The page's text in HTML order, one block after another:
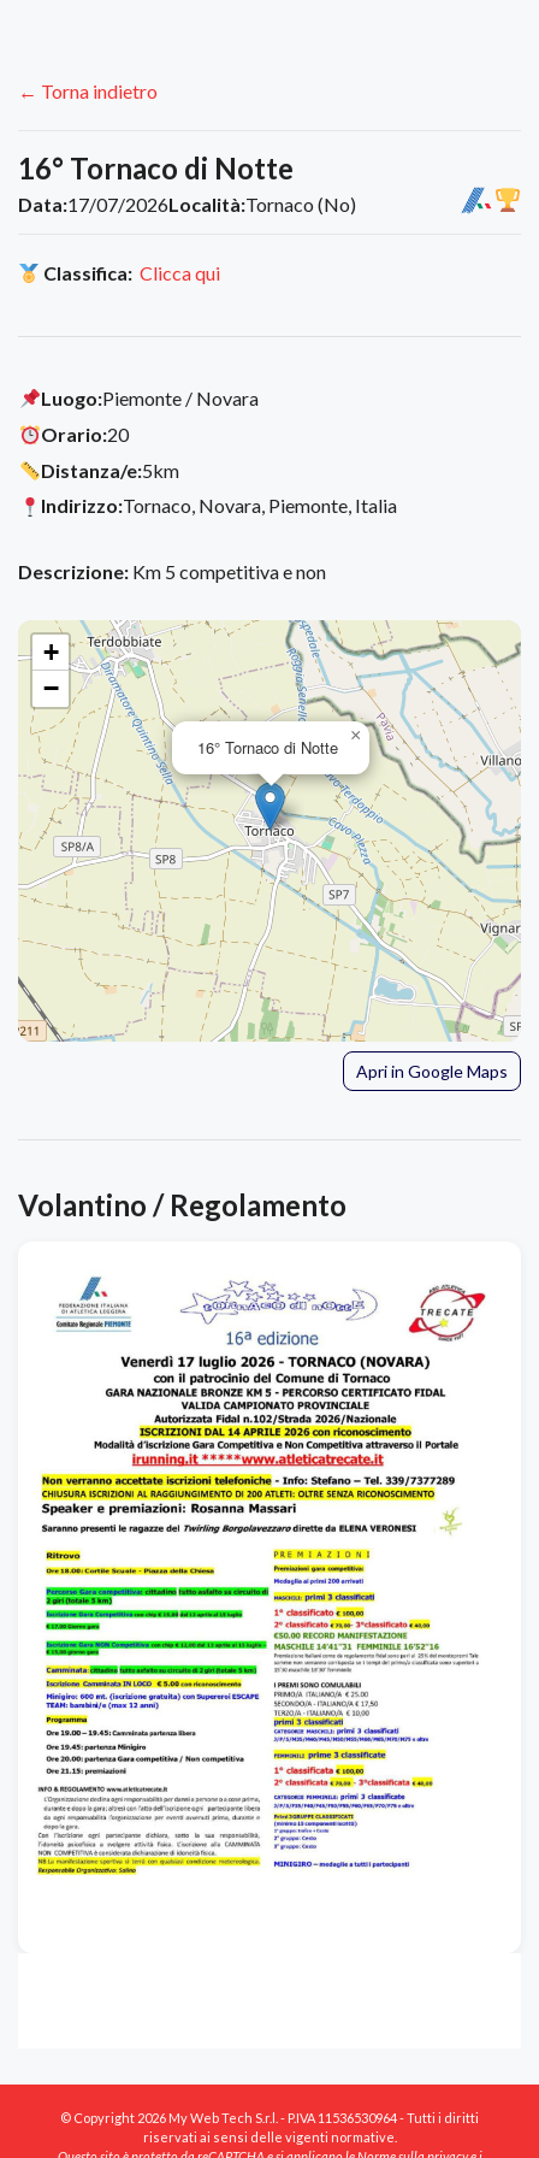
← Torna indietro
16° Tornaco di Notte
Data:17/07/2026Località:Tornaco (No)
Classifica: Clicca qui
Luogo:Piemonte / Novara
Orario:20
Distanza/e:5km
Indirizzo:Tornaco, Novara, Piemonte, Italia
Descrizione: Km 5 competitiva e non
16° Tornaco di Notte
×
+
−
Apri in Google Maps
Volantino / Regolamento
© Copyright 2026 My Web Tech S.r.l. - P.IVA 11536530964 - Tutti i diritti
riservati ai sensi delle vigenti normative.